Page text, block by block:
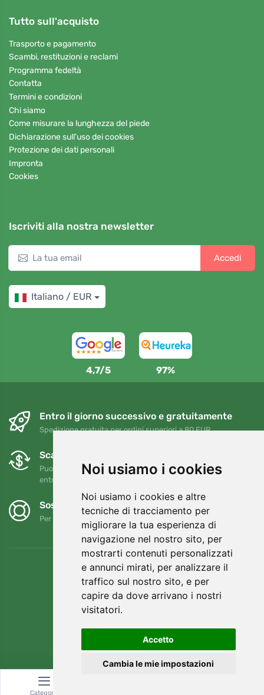
Noi usiamo i cookies
Noi usiamo i cookies e altre
tecniche di tracciamento per
migliorare la tua esperienza di
navigazione nel nostro sito, per
mostrarti contenuti personalizzati
e annunci mirati, per analizzare il
traffico sul nostro sito, e per
capire da dove arrivano i nostri
visitatori.
Accetto
Cambia le mie impostazioni
Tutto sull'acquisto
Trasporto e pagamento
Scambi, restituzioni e reclami
Programma fedeltà
Contatta
Termini e condizioni
Chi siamo
Come misurare la lunghezza del piede
Dichiarazione sull'uso dei cookies
Protezione dei dati personali
Impronta
Cookies
Iscriviti alla nostra newsletter
Accedi
Italiano / EUR
4,7/5 97%
Entro il giorno successivo e gratuitamente
Spedizione gratuita per ordini superiori a 80 EUR
Scambi e resi gratuiti
Puoi restituire o cambiare il tuo ordine in qualsiasi momento
entro 90 giorni
Sosteniamo Trees.org
Per ogni ordine piantiamo un albero! Leggi di più
Categoria